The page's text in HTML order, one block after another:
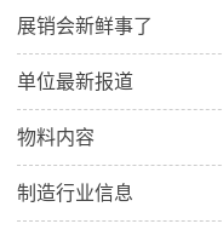
展销会新鲜事了
单位最新报道
物料内容
制造行业信息